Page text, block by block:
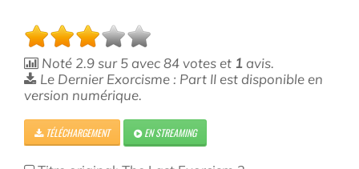
Noté 2.9sur5 avec84votes et 1 avis.
Le Dernier Exorcisme : Part II est disponible en
version numérique.
TÉLÉCHARGEMENT EN STREAMING